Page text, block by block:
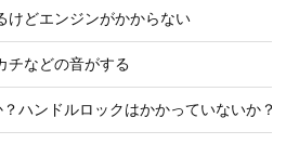
けどエンジンがかからない
チなどの音がする
ハンドルロックはかかっていないか？